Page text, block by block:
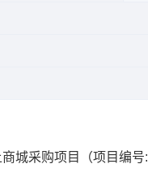
城采购项目 （项目编号: